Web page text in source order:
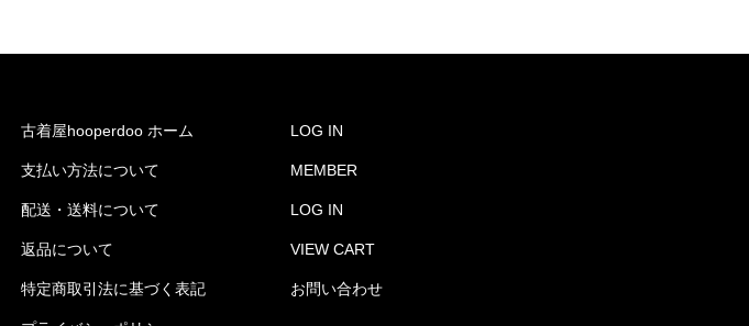
古着屋hooperdoo ホーム
支払い方法について
配送・送料について
返品について
特定商取引法に基づく表記
LOG IN
MEMBER
LOG IN
VIEW CART
お問い合わせ